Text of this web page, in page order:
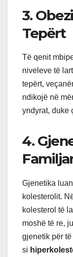
3.
Tepërt
Të qenit
niveleve të
tepërt,
ndikojë në
yndyrat, duke
4.
Gjenetika
kolesterolit.
kolesterol të
moshë të re,
gjenetik për
si